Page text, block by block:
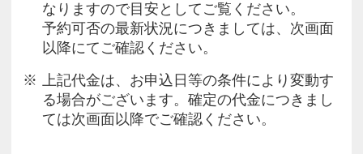
なりますので目安としてご覧ください。
予約可否の最新状況につきましては、次画面
以降にてご確認ください。
上記代金は、お申込日等の条件により変動す
る場合がございます。確定の代金につきまし
ては次画面以降でご確認ください。